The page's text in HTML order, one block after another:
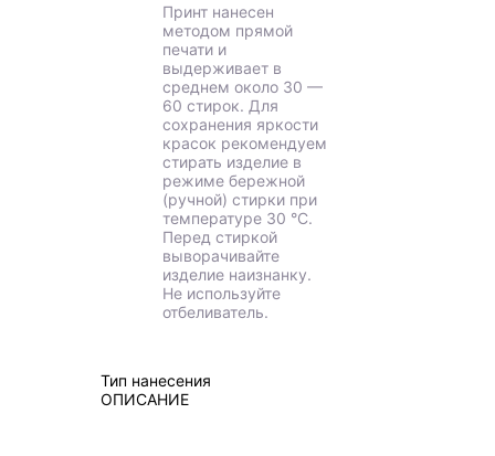
Принт нанесен
методом прямой
печати и
выдерживает в
среднем около 30 —
60 стирок. Для
сохранения яркости
красок рекомендуем
стирать изделие в
режиме бережной
(ручной) стирки при
температуре 30 °C.
Перед стиркой
выворачивайте
изделие наизнанку.
Не используйте
отбеливатель.
Тип нанесения
ОПИСАНИЕ